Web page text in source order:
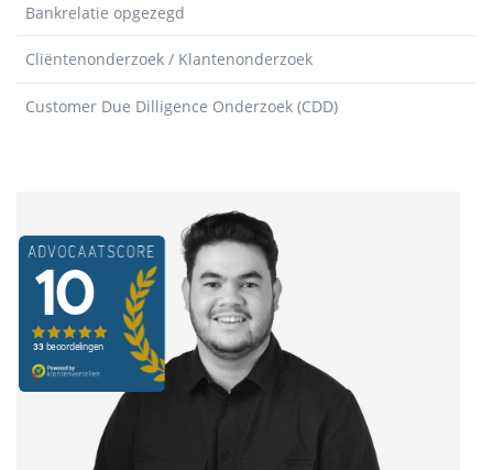
Bankrelatie opgezegd
Cliëntenonderzoek / Klantenonderzoek
Customer Due Dilligence Onderzoek (CDD)